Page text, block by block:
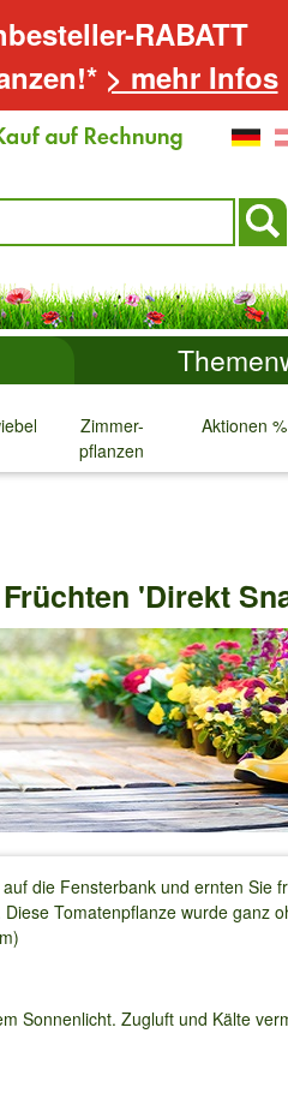
RABATT
> mehr Infos
Zimmer-
pflanzen
↓
Aktionen %
↓
'Direkt
die Fensterbank und ernten Sie
Tomatenpflanze wurde ganz
Sonnenlicht. Zugluft und Kälte